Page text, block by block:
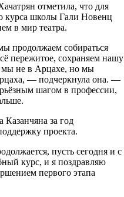
отметила, что для
курса школы Гали Новенц
в мир театра.
продолжаем собираться
пережитое, сохраняем нашу
мы не в Арцахе, но мы
— подчеркнула она. —
шагом в профессии,
за год
проекта.
пусть сегодня и с
курс, и я поздравляю
первого этапа